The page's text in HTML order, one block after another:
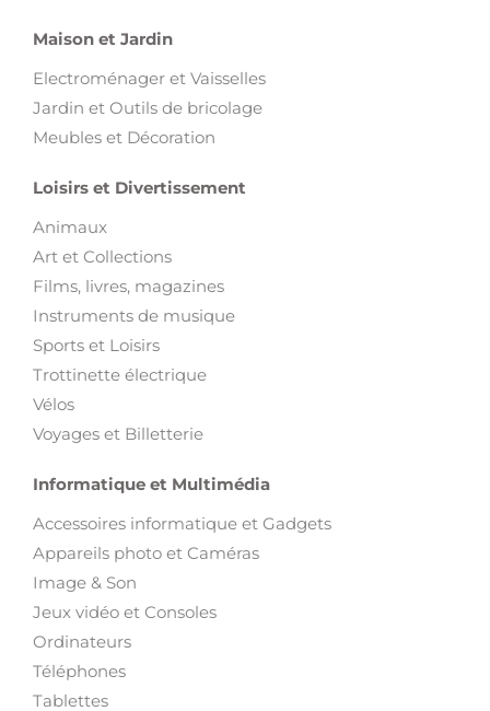
Maison et Jardin
Electroménager et Vaisselles
Jardin et Outils de bricolage
Meubles et Décoration
Loisirs et Divertissement
Animaux
Art et Collections
Films, livres, magazines
Instruments de musique
Sports et Loisirs
Trottinette électrique
Vélos
Voyages et Billetterie
Informatique et Multimédia
Accessoires informatique et Gadgets
Appareils photo et Caméras
Image & Son
Jeux vidéo et Consoles
Ordinateurs
Téléphones
Tablettes